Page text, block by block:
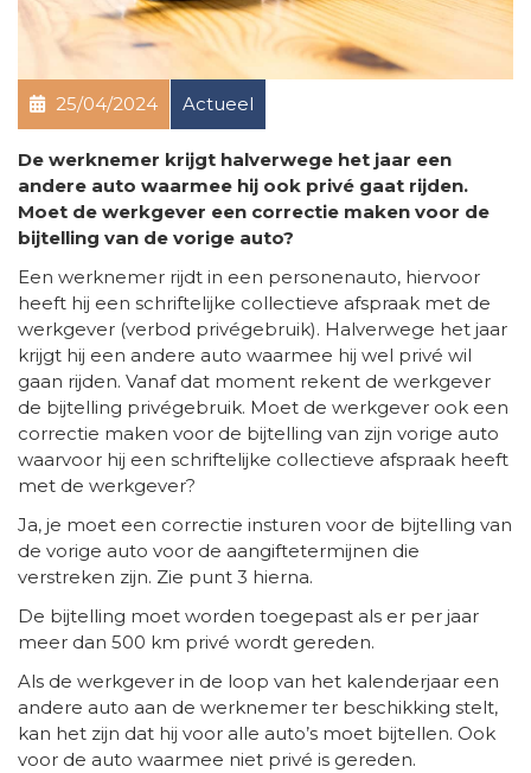
25/04/2024 Actueel
De werknemer krijgt halverwege het jaar een
andere auto waarmee hij ook privé gaat rijden.
Moet de werkgever een correctie maken voor de
bijtelling van de vorige auto?
Een werknemer rijdt in een personenauto, hiervoor
heeft hij een schriftelijke collectieve afspraak met de
werkgever (verbod privégebruik). Halverwege het jaar
krijgt hij een andere auto waarmee hij wel privé wil
gaan rijden. Vanaf dat moment rekent de werkgever
de bijtelling privégebruik. Moet de werkgever ook een
correctie maken voor de bijtelling van zijn vorige auto
waarvoor hij een schriftelijke collectieve afspraak heeft
met de werkgever?
Ja, je moet een correctie insturen voor de bijtelling van
de vorige auto voor de aangiftetermijnen die
verstreken zijn. Zie punt 3 hierna.
De bijtelling moet worden toegepast als er per jaar
meer dan 500 km privé wordt gereden.
Als de werkgever in de loop van het kalenderjaar een
andere auto aan de werknemer ter beschikking stelt,
kan het zijn dat hij voor alle auto’s moet bijtellen. Ook
voor de auto waarmee niet privé is gereden.